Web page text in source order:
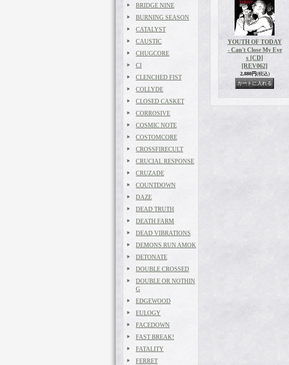
BRIDGE NINE
BURNING SEASON
CATALYST
CAUSTIC
CHUGCORE
CI
CLENCHED FIST
COLLYDE
CLOSED CASKET
CORROSIVE
COSMIC NOTE
COSTOMCORE
CROSSFIRECULT
CRUCIAL RESPONSE
CRUZADE
COUNTDOWN
DAZE
DEAD TRUTH
DEATH FARM
DEAD VIBRATIONS
DEMONS RUN AMOK
DETONATE
DOUBLE CROSSED
DOUBLE OR NOTHIN
G
EDGEWOOD
EULOGY
FACEDOWN
FAST BREAK!
FATALITY
FERRET
YOUTH OF TODAY
- Can't Close My Eye
s [CD]
[REV062]
2,880円(税込)